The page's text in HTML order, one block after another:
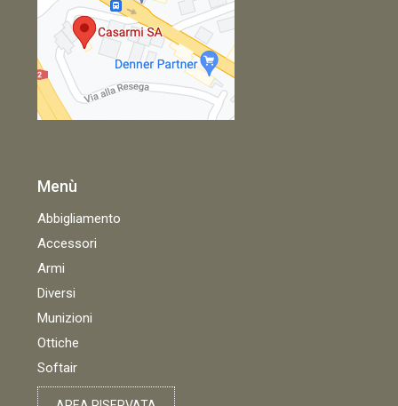
Menù
Abbigliamento
Accessori
Armi
Diversi
Munizioni
Ottiche
Softair